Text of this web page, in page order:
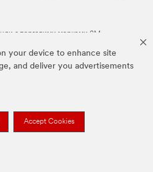
your device to enhance site
and deliver you advertisements
Accept Cookies
є торговими марками 3M.